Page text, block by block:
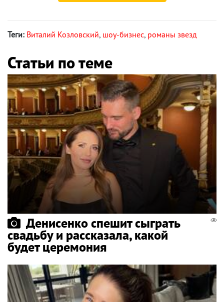
Теги: Виталий Козловский, шоу-бизнес, романы звезд
Статьи по теме
Денисенко спешит сыграть
свадьбу и рассказала, какой
будет церемония